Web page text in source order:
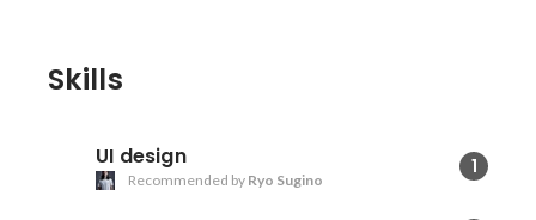
Skills
UI design 1
Recommended by Ryo Sugino